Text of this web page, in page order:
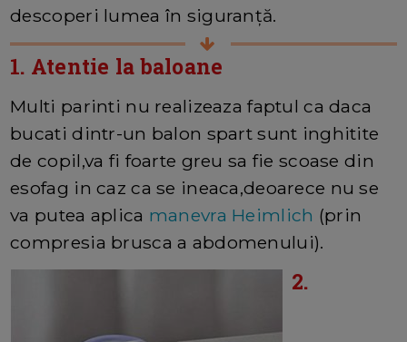
descoperi lumea în siguranță.
1. Atentie la baloane
Multi parinti nu realizeaza faptul ca daca
bucati dintr-un balon spart sunt inghitite
de copil,va fi foarte greu sa fie scoase din
esofag in caz ca se ineaca,deoarece nu se
va putea aplica manevra Heimlich (prin
compresia brusca a abdomenului).
2.